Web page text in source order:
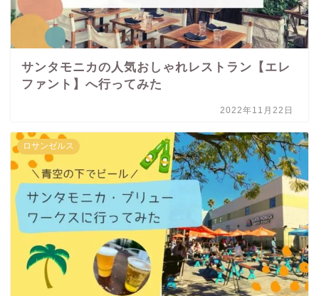
サンタモニカの人気おしゃれレストラン【エレ
ファント】へ行ってみた
2022年11月22日
ロサンゼルス